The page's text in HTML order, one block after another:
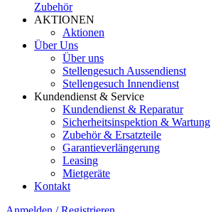
Zubehör
AKTIONEN
Aktionen
Über Uns
Über uns
Stellengesuch Aussendienst
Stellengesuch Innendienst
Kundendienst & Service
Kundendienst & Reparatur
Sicherheitsinspektion & Wartung
Zubehör & Ersatzteile
Garantieverlängerung
Leasing
Mietgeräte
Kontakt